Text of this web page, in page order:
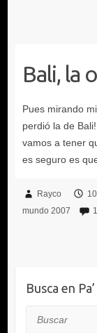
Bali, la
Rayco
mundo 2007
Busca en
Buscar